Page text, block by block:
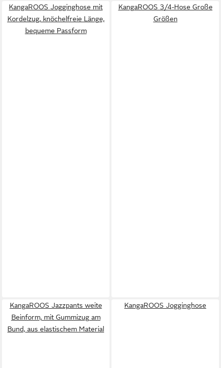
KangaROOS Jogginghose mit
Kordelzug, knöchelfreie Länge,
bequeme Passform
KangaROOS 3/4-Hose Große
Größen
KangaROOS Jazzpants weite
Beinform, mit Gummizug am
Bund, aus elastischem Material
KangaROOS Jogginghose